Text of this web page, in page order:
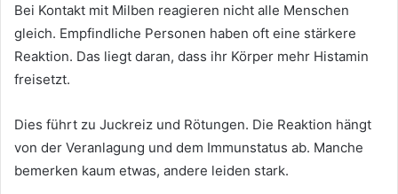
Bei Kontakt mit Milben reagieren nicht alle Menschen
gleich. Empfindliche Personen haben oft eine stärkere
Reaktion. Das liegt daran, dass ihr Körper mehr Histamin
freisetzt.
Dies führt zu Juckreiz und Rötungen. Die Reaktion hängt
von der Veranlagung und dem Immunstatus ab. Manche
bemerken kaum etwas, andere leiden stark.